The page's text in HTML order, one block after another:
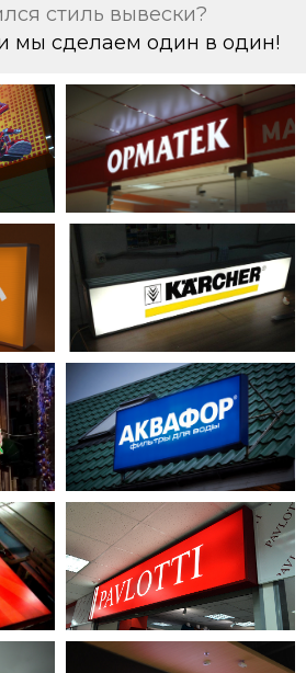
стиль вывески?
мы сделаем один в один!